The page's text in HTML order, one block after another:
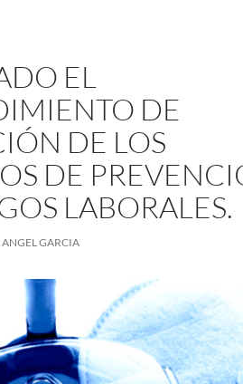
EL
DE
DE LOS
DE
LABORALES.
ANGEL GARCIA